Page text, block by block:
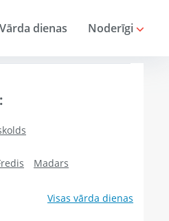
Vārda dienas Noderīgi
Madars
Visas vārda dienas